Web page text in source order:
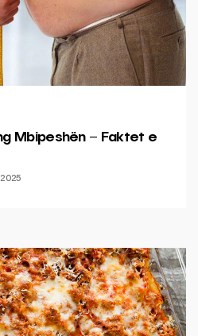
Mbipeshën – Faktet e